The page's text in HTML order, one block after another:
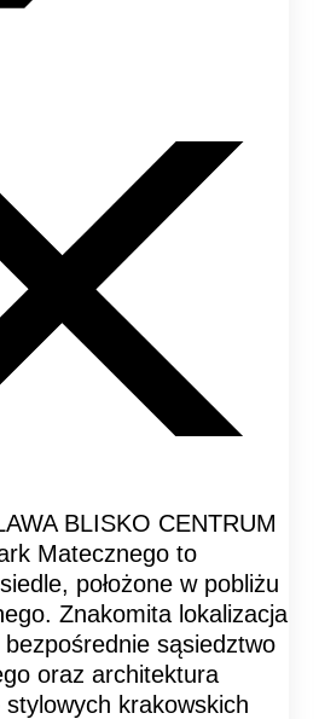
BLISKO CENTRUM
Matecznego to
położone w pobliżu
Znakomita lokalizacja
sąsiedztwo
oraz architektura
krakowskich